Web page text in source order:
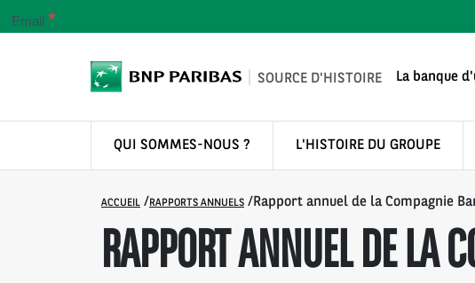
SOURCE D'HISTOIRE La banque
QUI SOMMES-NOUS ? L'HISTOIRE DU GROUPE
ACCUEIL /RAPPORTS ANNUELS /Rapport annuel de la Compagnie
RAPPORT ANNUEL DE LA
Email *